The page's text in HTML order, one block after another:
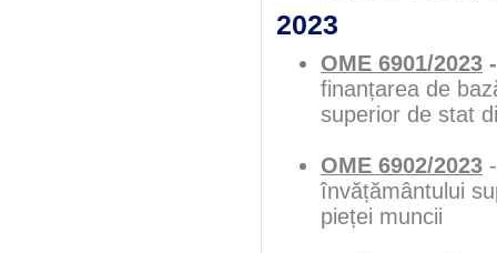
2023
OME 6901/2023
finanțarea de
superior de stat
OME 6902/2023
învățământului
pieței muncii